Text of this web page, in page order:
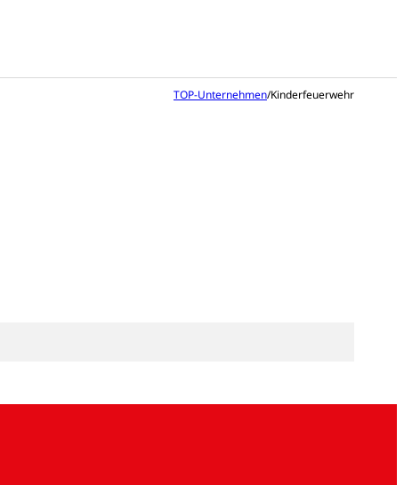
TOP-Unternehmen/Kinderfeuerwehr